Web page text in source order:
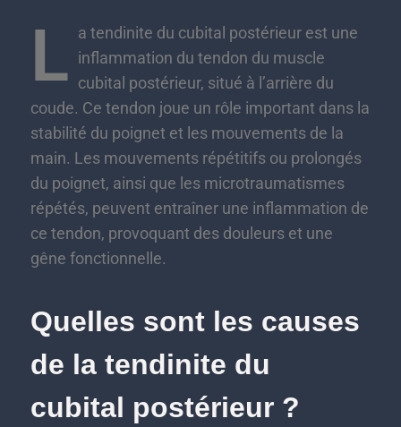
L a tendinite du cubital postérieur est une
inflammation du tendon du muscle
cubital postérieur, situé à l’arrière du
coude. Ce tendon joue un rôle important dans la
stabilité du poignet et les mouvements de la
main. Les mouvements répétitifs ou prolongés
du poignet, ainsi que les microtraumatismes
répétés, peuvent entraîner une inflammation de
ce tendon, provoquant des douleurs et une
gêne fonctionnelle.
Quelles sont les causes
de la tendinite du
cubital postérieur ?